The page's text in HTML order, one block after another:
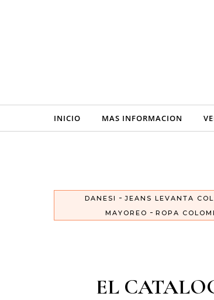
INICIO MAS INFORMACION
DANESI - JEANS LEVANTA
MAYOREO - ROPA
EL